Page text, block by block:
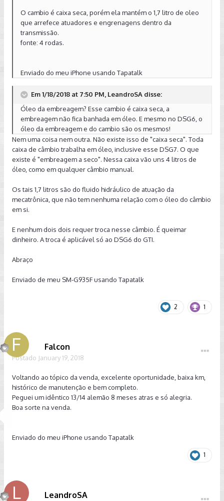
O cambio é caixa seca, porém ela mantém o 1,7 litro de oleo
que arrefece atuadores e engrenagens dentro da
transmissão.
fonte: 4 rodas.
Enviado do meu iPhone usando Tapatalk
Em 1/18/2018 at 7:50 PM, LeandroSA disse:
Óleo da embreagem? Esse cambio é caixa seca, a
embreagem não fica banhada em óleo. E mesmo no DSG6, o
óleo da embreagem e do cambio são os mesmos!
Nem uma coisa nem outra. Não existe isso de "caixa seca". Toda
caixa de câmbio trabalha em óleo, inclusive esse DSG7. O que
existe é "embreagem a seco". Nessa caixa vão uns 4 litros de
óleo, como em qualquer câmbio manual.
Os tais 1,7 litros são do fluido hidráulico de atuação da
mecatrônica, que não tem nenhuma relação com o óleo do câmbio
em si.
E nenhum dois dois requer troca nesse câmbio. É queimar
dinheiro. A troca é aplicável só ao DSG6 do GTI.
Abraço
Enviado de meu SM-G935F usando Tapatalk
2 1
Falcon
Postado January 19, 2018
Voltando ao tópico da venda, excelente oportunidade, baixa km,
histórico de manutenção e bem completo.
Peguei um idêntico 13/14 alemão 8 meses atras e só alegria.
Boa sorte na venda.
Enviado do meu iPhone usando Tapatalk
1
LeandroSA